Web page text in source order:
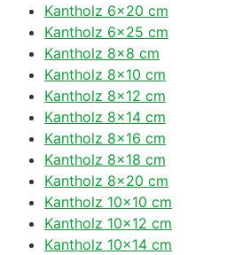
Kantholz 6×20 cm
Kantholz 6×25 cm
Kantholz 8×8 cm
Kantholz 8×10 cm
Kantholz 8×12 cm
Kantholz 8×14 cm
Kantholz 8×16 cm
Kantholz 8×18 cm
Kantholz 8×20 cm
Kantholz 10×10 cm
Kantholz 10×12 cm
Kantholz 10×14 cm